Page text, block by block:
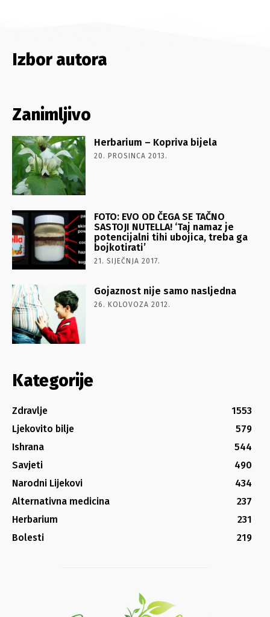
Izbor autora
Zanimljivo
Herbarium – Kopriva bijela
20. PROSINCA 2013.
FOTO: EVO OD ČEGA SE TAČNO
SASTOJI NUTELLA! ‘Taj namaz je
potencijalni tihi ubojica, treba ga
bojkotirati’
21. SIJEČNJA 2017.
Gojaznost nije samo nasljedna
26. KOLOVOZA 2012.
Kategorije
Zdravlje
1553
Ljekovito bilje
579
Ishrana
544
Savjeti
490
Narodni Lijekovi
434
Alternativna medicina
237
Herbarium
231
Bolesti
219